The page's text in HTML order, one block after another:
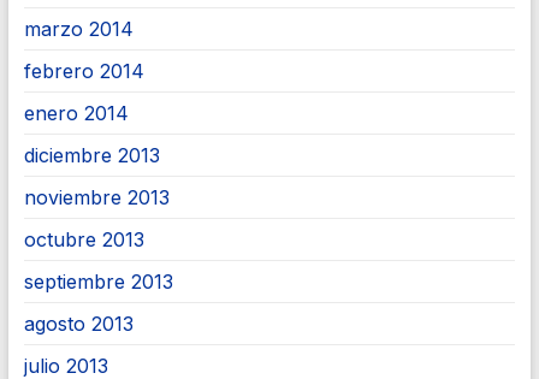
marzo 2014
febrero 2014
enero 2014
diciembre 2013
noviembre 2013
octubre 2013
septiembre 2013
agosto 2013
julio 2013